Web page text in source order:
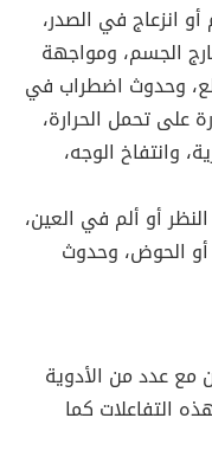
أو انزعاج في الصدر،
الجسم، ومواجهة
وحدوث اضطراب في
على تحمل الحرارة،
وانتفاخ الوجه،
أو ألم في العين،
أو الحوض، وحدوث
مع عدد من الأدوية
التفاعلات كما